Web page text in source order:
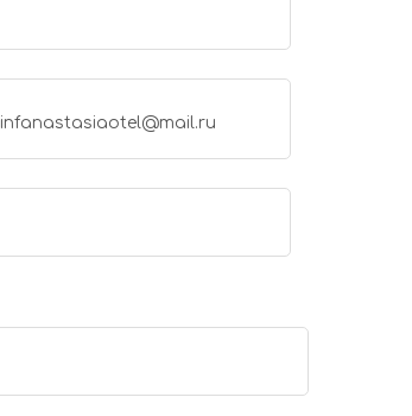
infanastasiaotel@mail.ru